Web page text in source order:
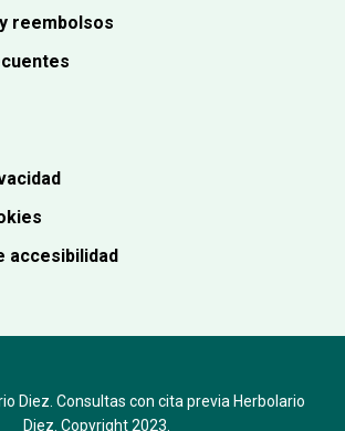
reembolsos
accesibilidad
Diez. Consultas con cita previa Herbolario
Diez. Copyright 2023.